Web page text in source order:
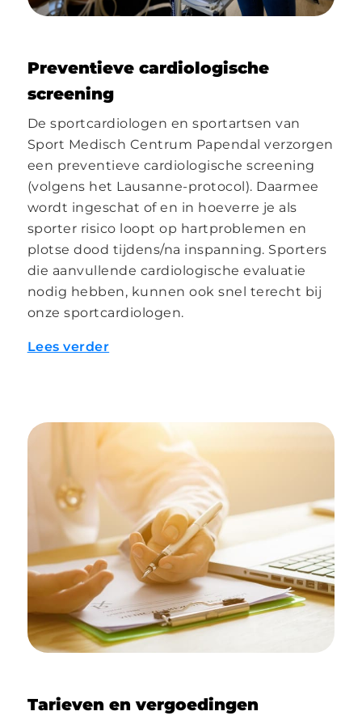
Preventieve cardiologische
screening
De sportcardiologen en sportartsen van
Sport Medisch Centrum Papendal verzorgen
een preventieve cardiologische screening
(volgens het Lausanne-protocol). Daarmee
wordt ingeschat of en in hoeverre je als
sporter risico loopt op hartproblemen en
plotse dood tijdens/na inspanning. Sporters
die aanvullende cardiologische evaluatie
nodig hebben, kunnen ook snel terecht bij
onze sportcardiologen.
Lees verder
Tarieven en vergoedingen